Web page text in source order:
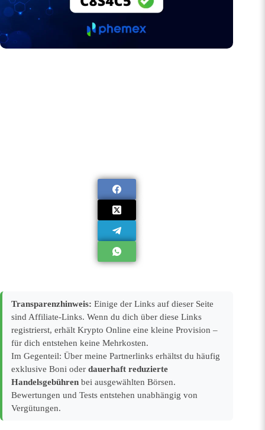
Transparenzhinweis: Einige der Links auf dieser Seite
sind Affiliate-Links. Wenn du dich über diese Links
registrierst, erhält Krypto Online eine kleine Provision –
für dich entstehen keine Mehrkosten.
Im Gegenteil: Über meine Partnerlinks erhältst du häufig
exklusive Boni oder dauerhaft reduzierte
Handelsgebühren bei ausgewählten Börsen.
Bewertungen und Tests entstehen unabhängig von
Vergütungen.